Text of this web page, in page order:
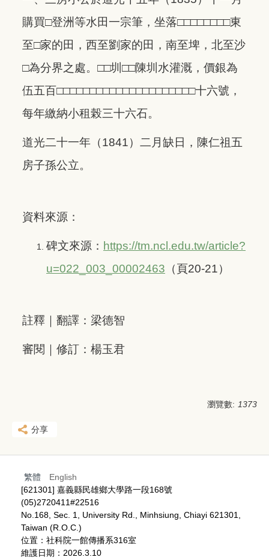
購買□登洲等水田一宗筆，坐落□□□□□□□□東
至□家的田，西至劉家的田，南至埤，北至沙
□為分界之處。□□圳□□陳圳水灌溉，價銀為
伍五百□□□□□□□□□□□□□□□□□□□□□十六號，
每年繳納小租榖三十六石。
道光二十一年（1841）二月缺日，陳仁祖五
房子孫公立。
資料來源：
碑文來源： https://tm.ncl.edu.tw/article?
u=022_003_00002463 （頁20-21）
註釋｜翻譯：梁德智
審閱｜修訂：楊玉君
瀏覽數: 1373
分享
繁體
English
[621301] 嘉義縣民雄鄉大學路一段168號
(05)2720411#22516
No.168, Sec. 1, University Rd., Minhsiung, Chiayi 621301,
Taiwan (R.O.C.)
位置：社科院一館傳播系316室
維護日期：2026.3.10